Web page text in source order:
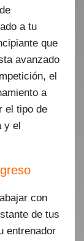
a tu
que
avanzado
el
a
el tipo de
y el
con
de tus
entrenador